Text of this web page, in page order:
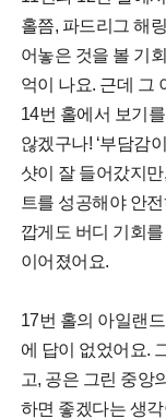
홀쯤, 파드리그 해
어놓은 것을 볼 기
억이 나요. 근데 그
14번 홀에서 보기
않겠구나! ‘부담감
샷이 잘 들어갔지
트를 성공해야 안
깝게도 버디 기회
이어졌어요.
17번 홀의 아일랜
에 답이 없었어요.
고, 공은 그린 중앙
하면 좋겠다는 생